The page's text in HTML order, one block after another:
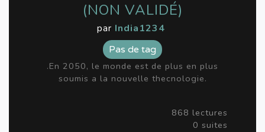
(NON VALIDÉ)
par India1234
Pas de tag
.En 2050, le monde est de plus en plus
soumis a la nouvelle thecnologie.
868 lectures
0 suites